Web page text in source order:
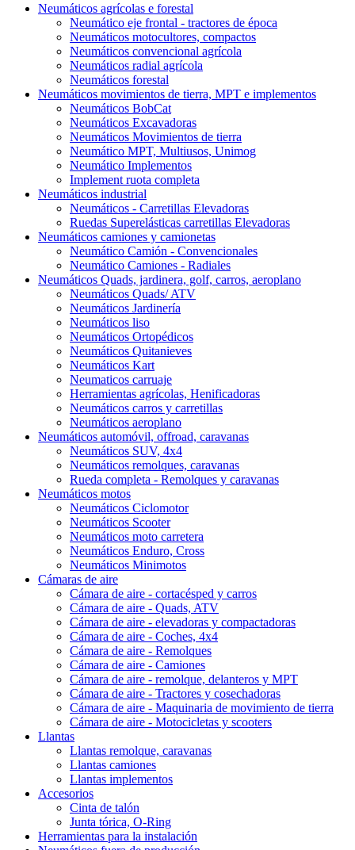
Neumáticos agrícolas e forestal
Neumático eje frontal - tractores de época
Neumáticos motocultores, compactos
Neumáticos convencional agrícola
Neumáticos radial agrícola
Neumáticos forestal
Neumáticos movimientos de tierra, MPT e implementos
Neumáticos BobCat
Neumáticos Excavadoras
Neumáticos Movimientos de tierra
Neumático MPT, Multiusos, Unimog
Neumático Implementos
Implement ruota completa
Neumáticos industrial
Neumáticos - Carretillas Elevadoras
Ruedas Superelásticas carretillas Elevadoras
Neumáticos camiones y camionetas
Neumático Camión - Convencionales
Neumático Camiones - Radiales
Neumáticos Quads, jardinera, golf, carros, aeroplano
Neumáticos Quads/ ATV
Neumáticos Jardinería
Neumáticos liso
Neumáticos Ortopédicos
Neumáticos Quitanieves
Neumáticos Kart
Neumaticos carruaje
Herramientas agrícolas, Henificadoras
Neumáticos carros y carretillas
Neumáticos aeroplano
Neumáticos automóvil, offroad, caravanas
Neumáticos SUV, 4x4
Neumáticos remolques, caravanas
Rueda completa - Remolques y caravanas
Neumáticos motos
Neumáticos Ciclomotor
Neumáticos Scooter
Neumáticos moto carretera
Neumáticos Enduro, Cross
Neumáticos Minimotos
Cámaras de aire
Cámara de aire - cortacésped y carros
Cámara de aire - Quads, ATV
Cámara de aire - elevadoras y compactadoras
Cámara de aire - Coches, 4x4
Cámara de aire - Remolques
Cámara de aire - Camiones
Cámara de aire - remolque, delanteros y MPT
Cámara de aire - Tractores y cosechadoras
Cámara de aire - Maquinaria de movimiento de tierra
Cámara de aire - Motocicletas y scooters
Llantas
Llantas remolque, caravanas
Llantas camiones
Llantas implementos
Accesorios
Cinta de talón
Junta tórica, O-Ring
Herramientas para la instalación